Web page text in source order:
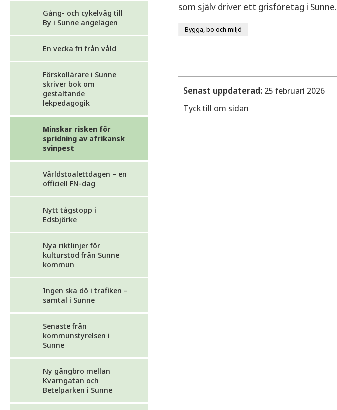
Gång- och cykelväg till
By i Sunne angelägen
En vecka fri från våld
Förskollärare i Sunne
skriver bok om
gestaltande
lekpedagogik
Minskar risken för
spridning av afrikansk
svinpest
Världstoalettdagen – en
officiell FN-dag
Nytt tågstopp i
Edsbjörke
Nya riktlinjer för
kulturstöd från Sunne
kommun
Ingen ska dö i trafiken –
samtal i Sunne
Senaste från
kommunstyrelsen i
Sunne
Ny gångbro mellan
Kvarngatan och
Betelparken i Sunne
som själv driver ett grisföretag i Sunne.
Bygga, bo och miljö
Senast uppdaterad: 25 februari 2026
Tyck till om sidan